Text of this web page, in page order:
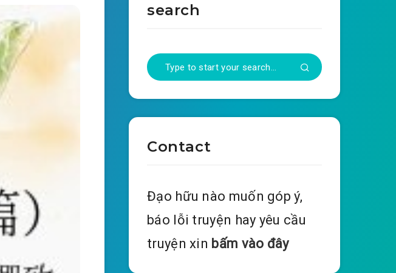
search
Contact
Đạo hữu nào muốn góp ý,
báo lỗi truyện hay yêu cầu
truyện xin bấm vào đây